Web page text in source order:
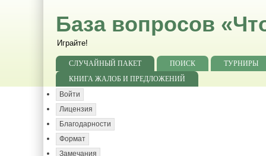
База вопросов
Играйте!
СЛУЧАЙНЫЙ ПАКЕТ ПОИСК
ТУРНИРЫ
КНИГА ЖАЛОБ И ПРЕДЛОЖЕНИЙ
Войти
Лицензия
Благодарности
Формат
Замечания